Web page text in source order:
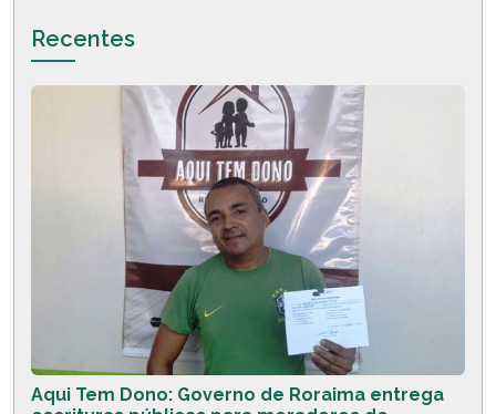
Recentes
Aqui Tem Dono: Governo de Roraima entrega